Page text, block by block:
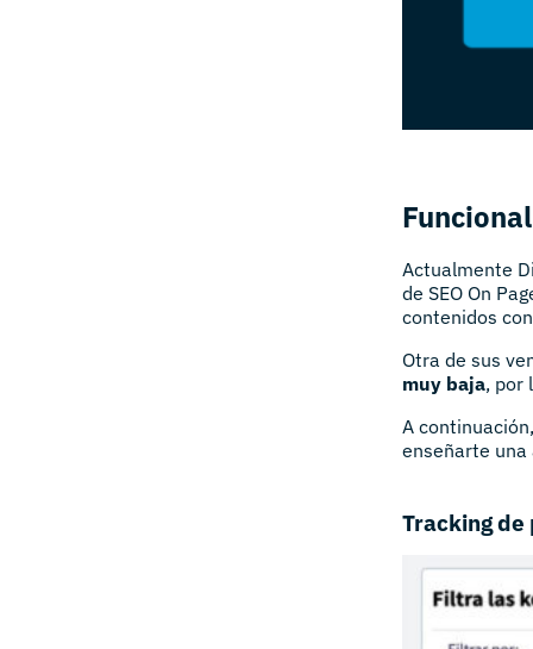
Actualmente
de SEO On
contenidos
Otra de sus
muy baja, por
A
enseñarte una
Tracking de